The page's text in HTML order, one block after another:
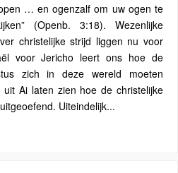
… en ogenzalf om uw ogen te
(Openb. 3:18). Wezenlijke
christelijke strijd liggen nu voor
voor Jericho leert ons hoe de
zich in deze wereld moeten
Ai laten zien hoe de christelijke
Uiteindelijk...